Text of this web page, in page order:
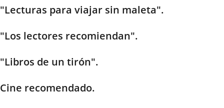
"Lecturas para viajar sin maleta".
"Los lectores recomiendan".
"Libros de un tirón".
Cine recomendado.